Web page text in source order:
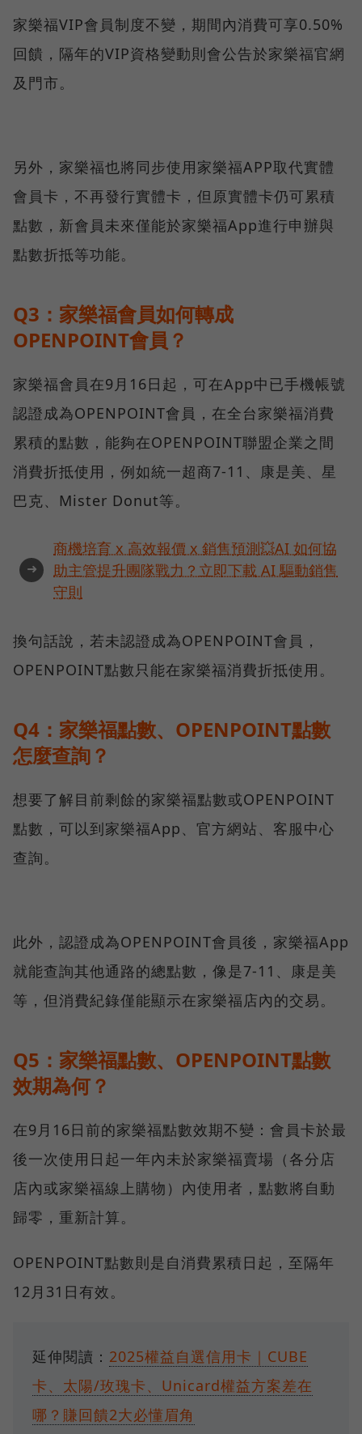
家樂福VIP會員制度不變，期間內消費可享0.50%
回饋，隔年的VIP資格變動則會公告於家樂福官網
及門市。
另外，家樂福也將同步使用家樂福APP取代實體
會員卡，不再發行實體卡，但原實體卡仍可累積
點數，新會員未來僅能於家樂福App進行申辦與
點數折抵等功能。
Q3：家樂福會員如何轉成
OPENPOINT會員？
家樂福會員在9月16日起，可在App中已手機帳號
認證成為OPENPOINT會員，在全台家樂福消費
累積的點數，能夠在OPENPOINT聯盟企業之間
消費折抵使用，例如統一超商7-11、康是美、星
巴克、Mister Donut等。
➜
商機培育 x 高效報價 x 銷售預測💥AI 如何協
助主管提升團隊戰力？立即下載 AI 驅動銷售
守則
換句話說，若未認證成為OPENPOINT會員，
OPENPOINT點數只能在家樂福消費折抵使用。
Q4：家樂福點數、OPENPOINT點數
怎麼查詢？
想要了解目前剩餘的家樂福點數或OPENPOINT
點數，可以到家樂福App、官方網站、客服中心
查詢。
此外，認證成為OPENPOINT會員後，家樂福App
就能查詢其他通路的總點數，像是7-11、康是美
等，但消費紀錄僅能顯示在家樂福店內的交易。
Q5：家樂福點數、OPENPOINT點數
效期為何？
在9月16日前的家樂福點數效期不變：會員卡於最
後一次使用日起一年內未於家樂福賣場（各分店
店內或家樂福線上購物）內使用者，點數將自動
歸零，重新計算。
OPENPOINT點數則是自消費累積日起，至隔年
12月31日有效。
延伸閱讀： 2025權益自選信用卡｜CUBE
卡、太陽/玫瑰卡、Unicard權益方案差在
哪？賺回饋2大必懂眉角